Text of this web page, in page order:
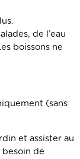
de l’eau
boissons ne
(sans
et assister au
besoin de